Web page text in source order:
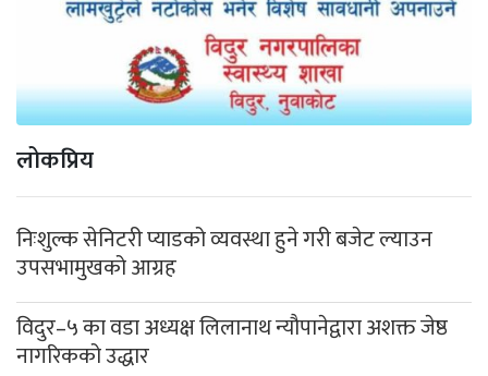
लोकप्रिय
निःशुल्क सेनिटरी प्याडको व्यवस्था हुने गरी बजेट ल्याउन
उपसभामुखको आग्रह
विदुर–५ का वडा अध्यक्ष लिलानाथ न्यौपानेद्वारा अशक्त जेष्ठ
नागरिकको उद्धार